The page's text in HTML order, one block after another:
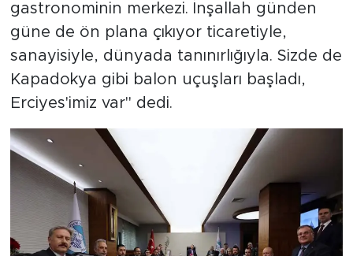
gastronominin merkezi. İnşallah günden
güne de ön plana çıkıyor ticaretiyle,
sanayisiyle, dünyada tanınırlığıyla. Sizde de
Kapadokya gibi balon uçuşları başladı,
Erciyes'imiz var" dedi.